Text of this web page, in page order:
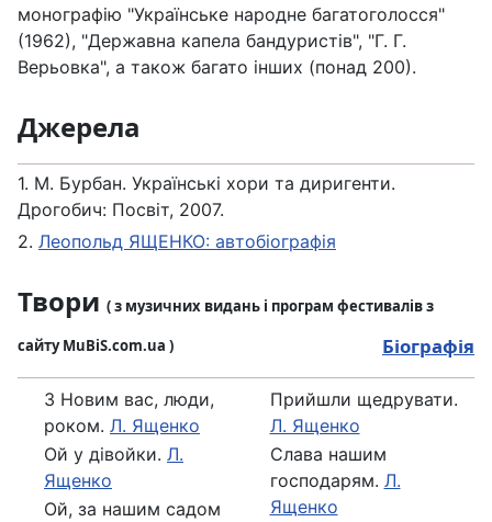
монографію "Українське народне багатоголосся"
(1962), "Державна капела бандуристів", "Г. Г.
Верьовка", а також багато інших (понад 200).
Джерела
1. М. Бурбан. Українські хори та диригенти.
Дрогобич: Посвіт, 2007.
2. Леопольд ЯЩЕНКО: автобіографія
Твори ( з музичних видань і програм фестивалів з
сайту MuBiS.com.ua )
Біографія
З Новим вас, люди,
роком. Л. Ященко
Ой у дівойки. Л.
Ященко
Ой, за нашим садом
Прийшли щедрувати.
Л. Ященко
Слава нашим
господарям. Л.
Ященко